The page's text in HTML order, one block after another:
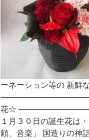
ーネーション等の 新鮮
花☆
１月３０日の誕生花
頼、音楽」 国造りの神